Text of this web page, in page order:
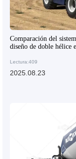
Comparación del
diseño de doble hélice
Lectura:409
2025.08.23